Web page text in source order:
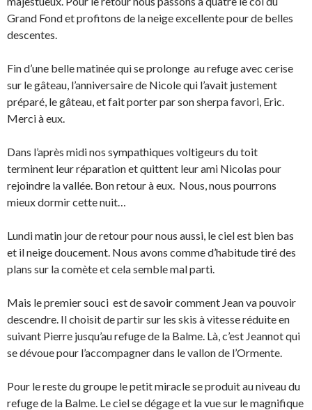
Grand Fond et profitons de la neige excellente pour de belles
descentes.
Fin d’une belle matinée qui se prolonge au refuge avec cerise
sur le gâteau, l’anniversaire de Nicole qui l’avait justement
préparé, le gâteau, et fait porter par son sherpa favori, Eric.
Merci à eux.
Dans l’après midi nos sympathiques voltigeurs du toit
terminent leur réparation et quittent leur ami Nicolas pour
rejoindre la vallée. Bon retour à eux. Nous, nous pourrons
mieux dormir cette nuit…
Lundi matin jour de retour pour nous aussi, le ciel est bien bas
et il neige doucement. Nous avons comme d’habitude tiré des
plans sur la comète et cela semble mal parti.
Mais le premier souci est de savoir comment Jean va pouvoir
descendre. Il choisit de partir sur les skis à vitesse réduite en
suivant Pierre jusqu’au refuge de la Balme. Là, c’est Jeannot qui
se dévoue pour l’accompagner dans le vallon de l’Ormente.
Pour le reste du groupe le petit miracle se produit au niveau du
refuge de la Balme. Le ciel se dégage et la vue sur le magnifique